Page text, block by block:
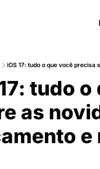
iOS 17: tudo o que você
tudo
as
e